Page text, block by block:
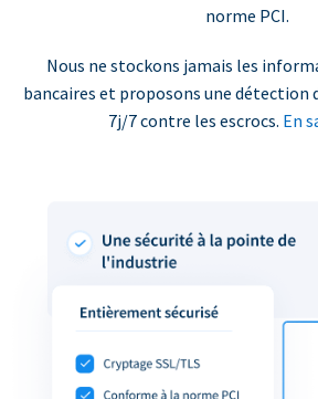
norme PCI.
Nous ne stockons jamais les
bancaires et proposons une détection
7j/7 contre les escrocs. En